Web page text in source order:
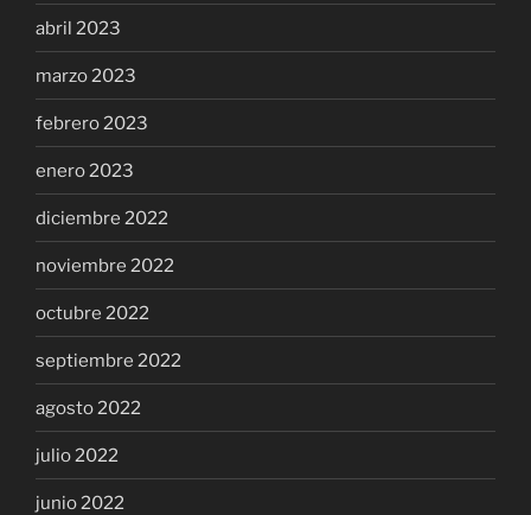
abril 2023
marzo 2023
febrero 2023
enero 2023
diciembre 2022
noviembre 2022
octubre 2022
septiembre 2022
agosto 2022
julio 2022
junio 2022